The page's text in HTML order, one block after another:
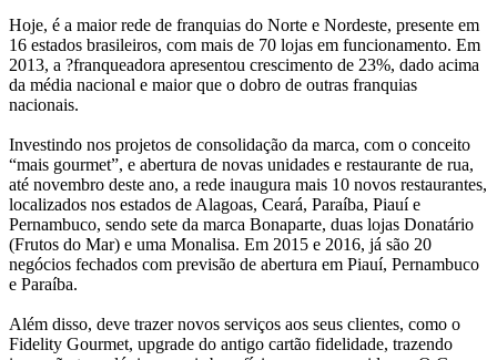
Hoje, é a maior rede de franquias do Norte e Nordeste, presente em
16 estados brasileiros, com mais de 70 lojas em funcionamento. Em
2013, a ?franqueadora apresentou crescimento de 23%, dado acima
da média nacional e maior que o dobro de outras franquias
nacionais.
Investindo nos projetos de consolidação da marca, com o conceito
“mais gourmet”, e abertura de novas unidades e restaurante de rua,
até novembro deste ano, a rede inaugura mais 10 novos restaurantes,
localizados nos estados de Alagoas, Ceará, Paraíba, Piauí e
Pernambuco, sendo sete da marca Bonaparte, duas lojas Donatário
(Frutos do Mar) e uma Monalisa. Em 2015 e 2016, já são 20
negócios fechados com previsão de abertura em Piauí, Pernambuco
e Paraíba.
Além disso, deve trazer novos serviços aos seus clientes, como o
Fidelity Gourmet, upgrade do antigo cartão fidelidade, trazendo